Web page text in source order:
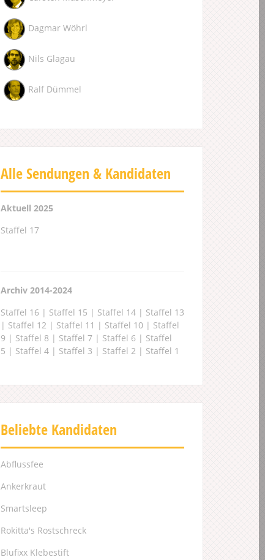
Dagmar Wöhrl
Nils Glagau
Ralf Dümmel
Alle Sendungen & Kandidaten
Aktuell 2025
Staffel 17
Archiv 2014-2024
Staffel 16 | Staffel 15 | Staffel 14 | Staffel 13
| Staffel 12 | Staffel 11 | Staffel 10 | Staffel
9 | Staffel 8 | Staffel 7 | Staffel 6 | Staffel
5 | Staffel 4 | Staffel 3 | Staffel 2 | Staffel 1
Beliebte Kandidaten
Abflussfee
Ankerkraut
Smartsleep
Rokitta's Rostschreck
Blufixx Klebestift